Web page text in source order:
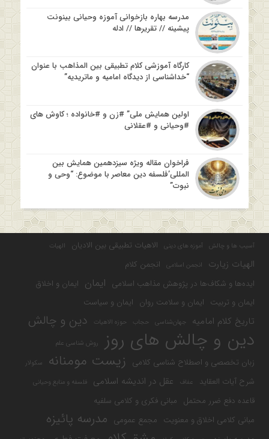
مدرسه بهاره بازخوانی آموزه وحیانی بینونت
پیشینه // تقریرها // ادله
کارگاه آموزشی کلام تطبیقی بین المذاهب با عنوان
“خداشناسی از دیدگاه امامیه و ماتریدیه”
اولین همایش ملی” #زن و #خانواده ؛ کاوش های
#وحیانی و #عقلانی
فراخوان مقاله ویژه سیزدهمین همایش بین
المللی’فلسفه دین معاصر با موضوع: “وحی و
نبوت”
آسیب ها و چالش آموزه های دینی الاهیات تطبیقی بین الادیان الهیات
الهیات زیارت انجمن اسلامی
انجمن کلام
ایده‌ها و شکاف‌ها در پژوهش مذاهب اسلامی ایمان ایمان و اخلاق
ایمان و تربیت ایمان و سلامت روان ایمان و سیاست
تاریخ کلام امامیه جهان‌شناسی حجاب حوزه الاهیات دین و چالش
دین و چالش های روز روش شناسی علم
زبان تخصصی و اصطلاح شناسی کلامی زیست مومنانه سکولار
شرح آیات العقاید عفاف عقل در اندیشه اسلامی فلسفه و منابع وحیانی
قاعده دفع ضرر محتمل مبانی فکری و کلامی سلفیه
مبانی کلامی اخلاق و معنویت مجمع عمومی مدرسه پائیزه